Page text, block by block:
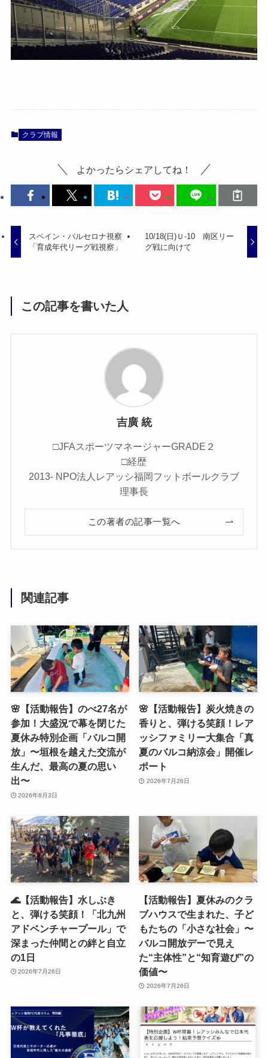
クラブ情報
よかったらシェアしてね！
スペイン・バルセロナ視察
「育成年代リーグ戦視察」
10/18(日)Ｕ-10 南区リー
グ戦に向けて
この記事を書いた人
吉廣 統
□JFAスポーツマネージャーGRADE２
□経歴
2013- NPO法人レアッシ福岡フットボールクラブ
理事長
この著者の記事一覧へ
関連記事
🌸【活動報告】のべ27名が
参加！大盛況で幕を閉じた
夏休み特別企画「バルコ開
放」〜垣根を越えた交流が
生んだ、最高の夏の思い
出〜
2026年8月3日
🌸【活動報告】炭火焼きの
香りと、弾ける笑顔！レア
ッシファミリー大集合「真
夏のバルコ納涼会」開催レ
ポート
2026年7月26日
🌊【活動報告】水しぶき
と、弾ける笑顔！「北九州
アドベンチャープール」で
深まった仲間との絆と自立
の1日
2026年7月26日
【活動報告】夏休みのクラ
ブハウスで生まれた、子ど
もたちの「小さな社会」〜
バルコ開放デーで見え
た“主体性”と“知育遊び”の
価値〜
2026年7月26日